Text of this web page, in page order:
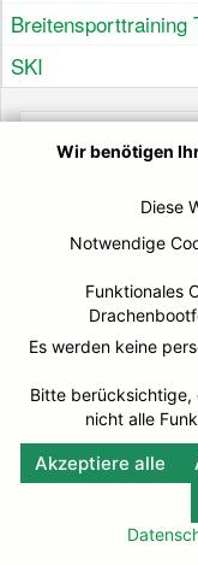
Breitensporttraining
SKI
Termine
© DJK-Ruhrwacht
Wir benötigen
Diese
Notwendige
Funktionales
Es werden keine
Bitte berücksichtige,
nicht alle
Akzeptiere alle